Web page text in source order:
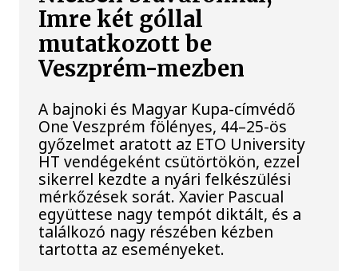
Imre két góllal
mutatkozott be
Veszprém-mezben
A bajnoki és Magyar Kupa-címvédő
One Veszprém fölényes, 44–25-ös
győzelmet aratott az ETO University
HT vendégeként csütörtökön, ezzel
sikerrel kezdte a nyári felkészülési
mérkőzések sorát. Xavier Pascual
együttese nagy tempót diktált, és a
találkozó nagy részében kézben
tartotta az eseményeket.